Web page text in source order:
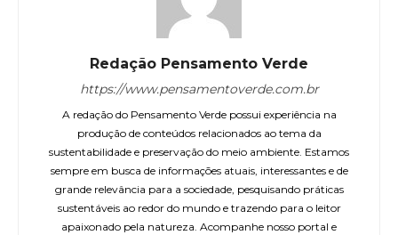
Redação Pensamento Verde
https://www.pensamentoverde.com.br
A redação do Pensamento Verde possui experiência na
produção de conteúdos relacionados ao tema da
sustentabilidade e preservação do meio ambiente. Estamos
sempre em busca de informações atuais, interessantes e de
grande relevância para a sociedade, pesquisando práticas
sustentáveis ao redor do mundo e trazendo para o leitor
apaixonado pela natureza. Acompanhe nosso portal e